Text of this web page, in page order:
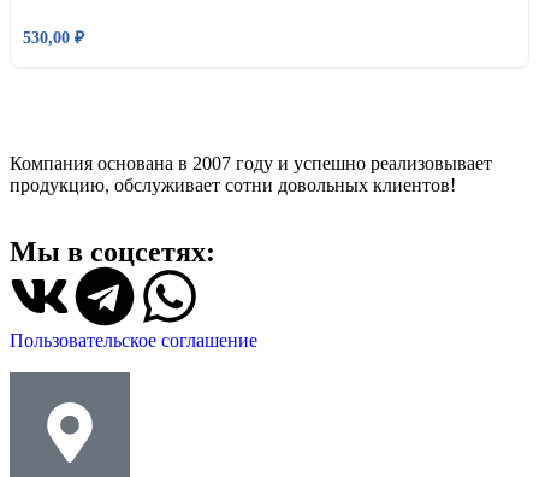
530,00 ₽
Компания основана в 2007 году и успешно реализовывает
продукцию, обслуживает сотни довольных клиентов!
Мы в соцсетях:
Пользовательское соглашение